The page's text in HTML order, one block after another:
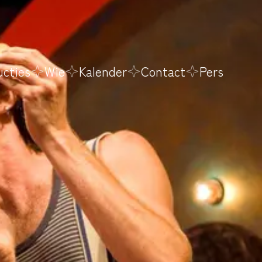
Wie Kalender Contact Pers